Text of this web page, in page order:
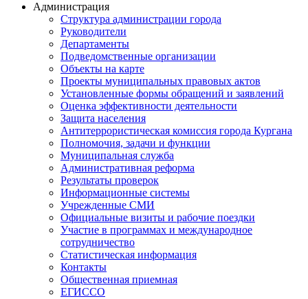
Администрация
Структура администрации города
Руководители
Департаменты
Подведомственные организации
Объекты на карте
Проекты муниципальных правовых актов
Установленные формы обращений и заявлений
Оценка эффективности деятельности
Защита населения
Антитеррористическая комиссия города Кургана
Полномочия, задачи и функции
Муниципальная служба
Административная реформа
Результаты проверок
Информационные системы
Учрежденные СМИ
Официальные визиты и рабочие поездки
Участие в программах и международное
сотрудничество
Статистическая информация
Контакты
Общественная приемная
ЕГИССО